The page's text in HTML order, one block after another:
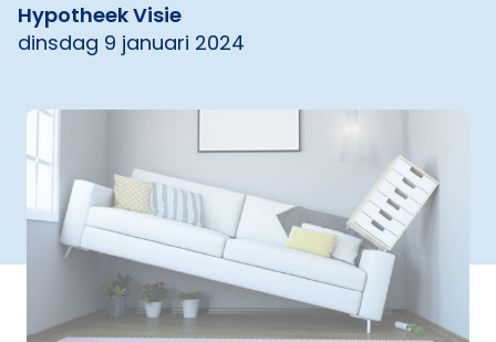
Hypotheek Visie
dinsdag 9 januari 2024